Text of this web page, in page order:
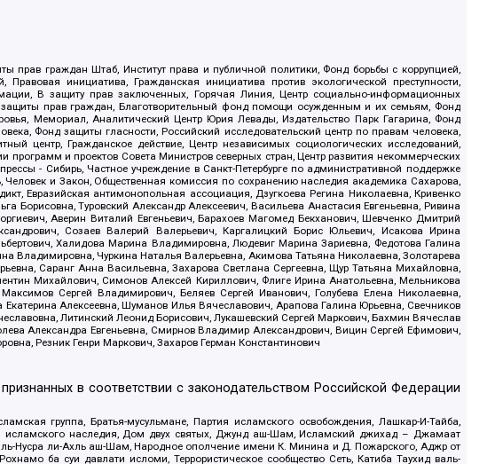
прав граждан Штаб, Институт права и публичной политики, Фонд борьбы с коррупцией,
инициатива, Гражданская инициатива против экологической преступности,
В защиту прав заключенных, Горячая Линия, Центр социально-информационных
прав граждан, Благотворительный фонд помощи осужденным и их семьям, Фонд
Мемориал, Аналитический Центр Юрия Левады, Издательство Парк Гагарина, Фонд
Фонд защиты гласности, Российский исследовательский центр по правам человека,
центр, Гражданское действие, Центр независимых социологических исследований,
и проектов Совета Министров северных стран, Центр развития некоммерческих
- Сибирь, Частное учреждение в Санкт-Петербурге по административной поддержке
и Закон, Общественная комиссия по сохранению наследия академика Сахарова,
Евразийская антимонопольная ассоциация, Дзугкоева Регина Николаевна, Кривенко
Туровский Александр Алексеевич, Васильева Анастасия Евгеньевна, Ривина
Аверин Виталий Евгеньевич, Барахоев Магомед Бекханович, Шевченко Дмитрий
Созаев Валерий Валерьевич, Каргалицкий Борис Юльевич, Исакова Ирина
Халидова Марина Владимировна, Людевиг Марина Зариевна, Федотова Галина
Владимировна, Чуркина Наталья Валерьевна, Акимова Татьяна Николаевна, Золотарева
Саранг Анна Васильевна, Захарова Светлана Сергеевна, Щур Татьяна Михайловна,
Михайлович, Симонов Алексей Кириллович, Флиге Ирина Анатольевна, Мельникова
Сергей Владимирович, Беляев Сергей Иванович, Голубева Елена Николаевна,
Алексеевна, Шуманов Илья Вячеславович, Арапова Галина Юрьевна, Свечников
Литинский Леонид Борисович, Лукашевский Сергей Маркович, Бахмин Вячеслав
Александра Евгеньевна, Смирнов Владимир Александрович, Вицин Сергей Ефимович,
Резник Генри Маркович, Захаров Герман Константинович
в соответствии с законодательством Российской Федерации
группа, Братья-мусульмане, Партия исламского освобождения, Лашкар-И-Тайба,
исламского наследия, Дом двух святых, Джунд аш-Шам, Исламский джихад – Джамаат
Нусра ли-Ахль аш-Шам, Народное ополчение имени К. Минина и Д. Пожарского, Аджр от
ба суи давлати исломи, Террористическое сообщество Сеть, Катиба Таухид валь-